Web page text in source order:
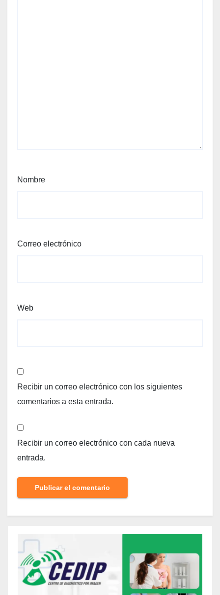
Nombre
Correo electrónico
Web
Recibir un correo electrónico con los siguientes
comentarios a esta entrada.
Recibir un correo electrónico con cada nueva
entrada.